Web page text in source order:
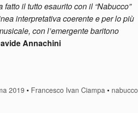
il tutto esaurito con il “Nabucco”
interpretativa coerente e per lo più
con l’emergente baritono
Annachini
2019 • Francesco Ivan Ciampa • nabucco